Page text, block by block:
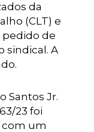
da
(CLT) e
pedido de
sindical. A
Santos Jr.
23 foi
com um